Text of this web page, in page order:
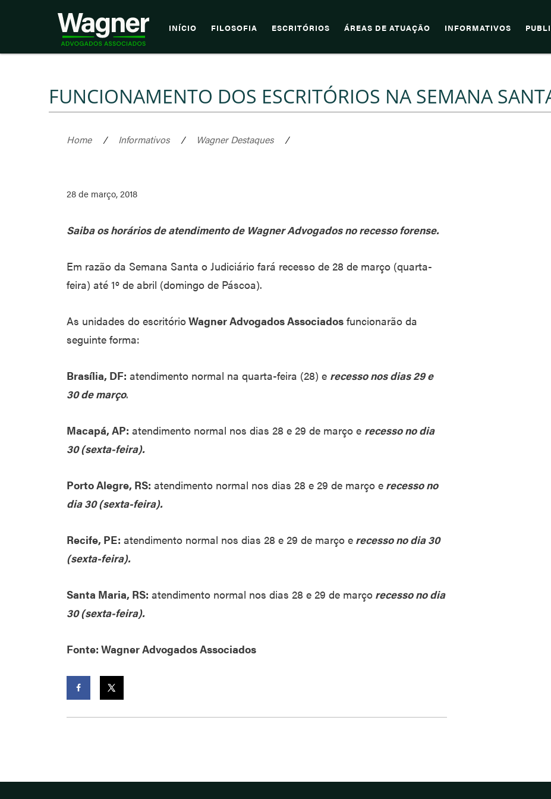
INÍCIO FILOSOFIA ESCRITÓRIOS ÁREAS DE ATUAÇÃO INFORMATIVOS
FUNCIONAMENTO DOS ESCRITÓRIOS NA SEMANA
Home / Informativos / Wagner Destaques /
28 de março, 2018
Saiba os horários de atendimento de Wagner Advogados no recesso forense.
Em razão da Semana Santa o Judiciário fará recesso de 28 de março (quarta-
feira) até 1º de abril (domingo de Páscoa).
As unidades do escritórioWagner Advogados Associados funcionarão da
seguinte forma:
Brasília, DF: atendimento normal na quarta-feira (28) e recesso nos dias 29 e
30 de março.
Macapá, AP: atendimento normal nos dias 28 e 29 de março e recesso no dia
30 (sexta-feira).
Porto Alegre, RS: atendimento normal nos dias 28 e 29 de março e recesso no
dia 30 (sexta-feira).
Recife, PE: atendimento normal nos dias 28 e 29 de março e recesso no dia 30
(sexta-feira).
Santa Maria, RS: atendimento normal nos dias 28 e 29 de março recesso no dia
30 (sexta-feira).
Fonte: Wagner Advogados Associados